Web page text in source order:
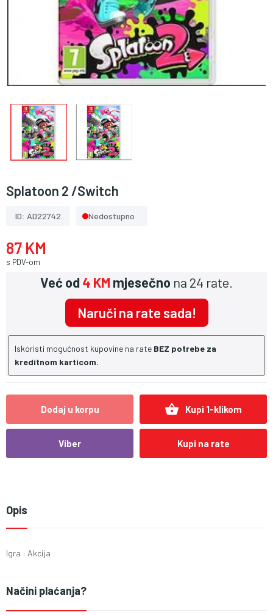
Splatoon 2 /Switch
ID: AD22742 Nedostupno
87 KM
s PDV-om
Već od4 KM mjesečno na 24 rate.
Naruči na rate sada!
Iskoristi mogućnost kupovine na rate BEZ potrebe za
kreditnom karticom.
Dodaj u korpu shopping_basket Kupi 1-klikom
Viber Kupi na rate
Opis
Igra : Akcija
Načini plaćanja?